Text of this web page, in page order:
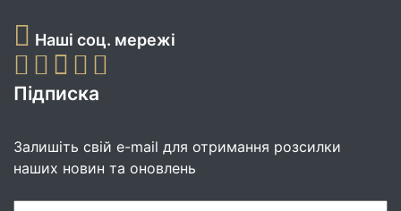
Наші соц. мережі
Підписка
Залишіть свій e-mail для отримання розсилки
наших новин та оновлень